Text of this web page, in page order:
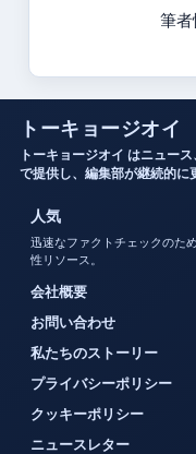
筆者
トーキョージオイ
トーキョージオイ はニュー
で提供し、編集部が継続的に
人気
迅速なファクトチェックのた
性リソース。
会社概要
お問い合わせ
私たちのストーリー
プライバシーポリシー
クッキーポリシー
ニュースレター